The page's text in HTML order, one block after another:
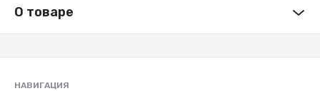
О товаре
НАВИГАЦИЯ